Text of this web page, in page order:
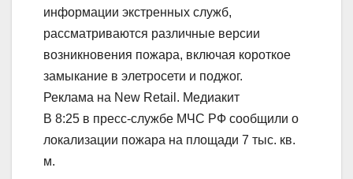
информации экстренных служб,
рассматриваются различные версии
возникновения пожара, включая короткое
замыкание в элетросети и поджог.
Реклама на New Retail. Медиакит
В 8:25 в пресс-службе МЧС РФ сообщили о
локализации пожара на площади 7 тыс. кв.
м.